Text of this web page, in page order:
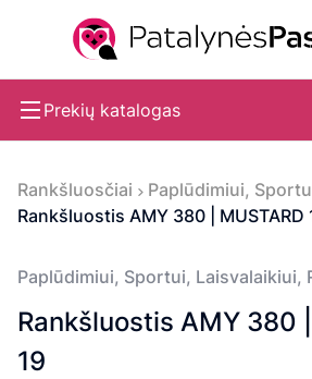
Prekių katalogas
Rankšluosčiai
Paplūdimiui,
Rankšluostis AMY 380 | MUSTARD
Paplūdimiui, Sportui, Laisvalaikiui,
Rankšluostis AMY 380
19